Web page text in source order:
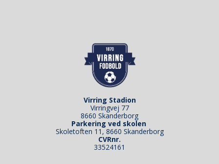
Virring Stadion
Virringvej 77
8660 Skanderborg
Parkering ved skolen
Skoletoften 11, 8660 Skanderborg
CVRnr.
33524161